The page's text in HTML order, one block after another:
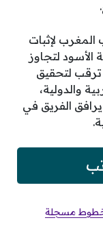
لإثبات
الأسود لتجاوز
ترقب لتحقيق
والدولية،
الفريق في
عز الدين تحرر محضرًا لاكتشاف 5 خطوط مسجلة